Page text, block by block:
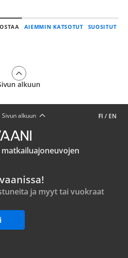
AIEMMIN KATSOTUT SUOSITUT
alkuun
FI / EN
Sivun alkuun
ja myyt tai vuokraat